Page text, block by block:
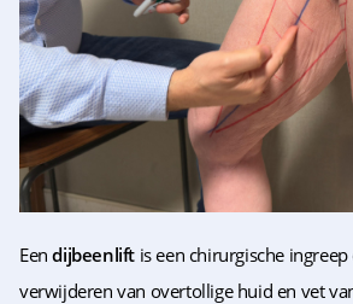
Eendijbeenlift is een chirurgische
verwijderen van overtollige huid en vet